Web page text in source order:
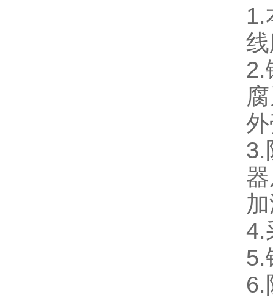
1.
2.
3.
4.
5.
6.